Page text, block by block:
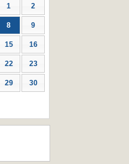
1 2
8 9
15 16
22 23
29 30